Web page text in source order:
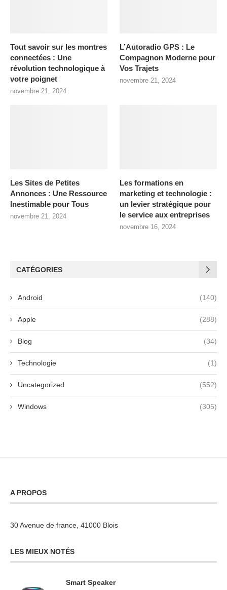
Tout savoir sur les montres
connectées : Une
révolution technologique à
votre poignet
novembre 21, 2024
L’Autoradio GPS : Le
Compagnon Moderne pour
Vos Trajets
novembre 21, 2024
Les Sites de Petites
Annonces : Une Ressource
Inestimable pour Tous
novembre 21, 2024
Les formations en
marketing et technologie :
un levier stratégique pour
le service aux entreprises
novembre 16, 2024
CATÉGORIES
Android (140)
Apple (288)
Blog (34)
Technologie (1)
Uncategorized (552)
Windows (305)
A PROPOS
30 Avenue de france, 41000 Blois
LES MIEUX NOTÉS
Smart Speaker